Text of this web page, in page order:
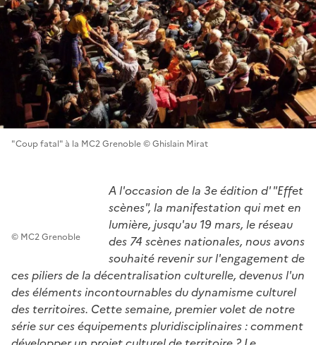
"Coup fatal" à la MC2 Grenoble © Ghislain Mirat
© MC2 Grenoble
A l'occasion de la 3e édition d' "Effet
scènes", la manifestation qui met en
lumière, jusqu'au 19 mars, le réseau
des 74 scènes nationales, nous avons
souhaité revenir sur l'engagement de
ces piliers de la décentralisation culturelle, devenus l'un
des éléments incontournables du dynamisme culturel
des territoires. Cette semaine, premier volet de notre
série sur ces équipements pluridisciplinaires : comment